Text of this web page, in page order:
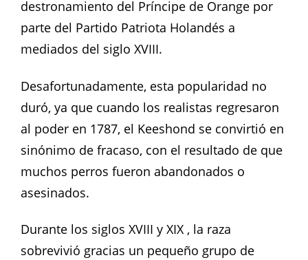
destronamiento del Príncipe de Orange por
parte del Partido Patriota Holandés a
mediados del siglo XVIII.
Desafortunadamente, esta popularidad no
duró, ya que cuando los realistas regresaron
al poder en 1787, el Keeshond se convirtió en
sinónimo de fracaso, con el resultado de que
muchos perros fueron abandonados o
asesinados.
Durante los siglos XVIII y XIX , la raza
sobrevivió gracias un pequeño grupo de